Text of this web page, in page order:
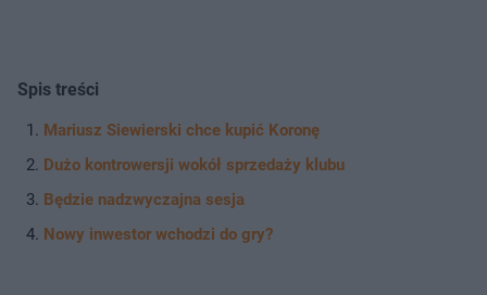
Spis treści
Mariusz Siewierski chce kupić Koronę
Dużo kontrowersji wokół sprzedaży klubu
Będzie nadzwyczajna sesja
Nowy inwestor wchodzi do gry?